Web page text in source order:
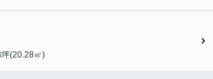
(20.28㎡)